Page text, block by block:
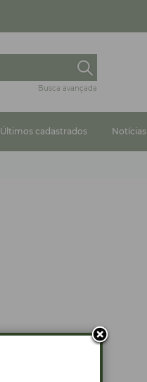
Busca avançada
Últimos cadastrados Notícias